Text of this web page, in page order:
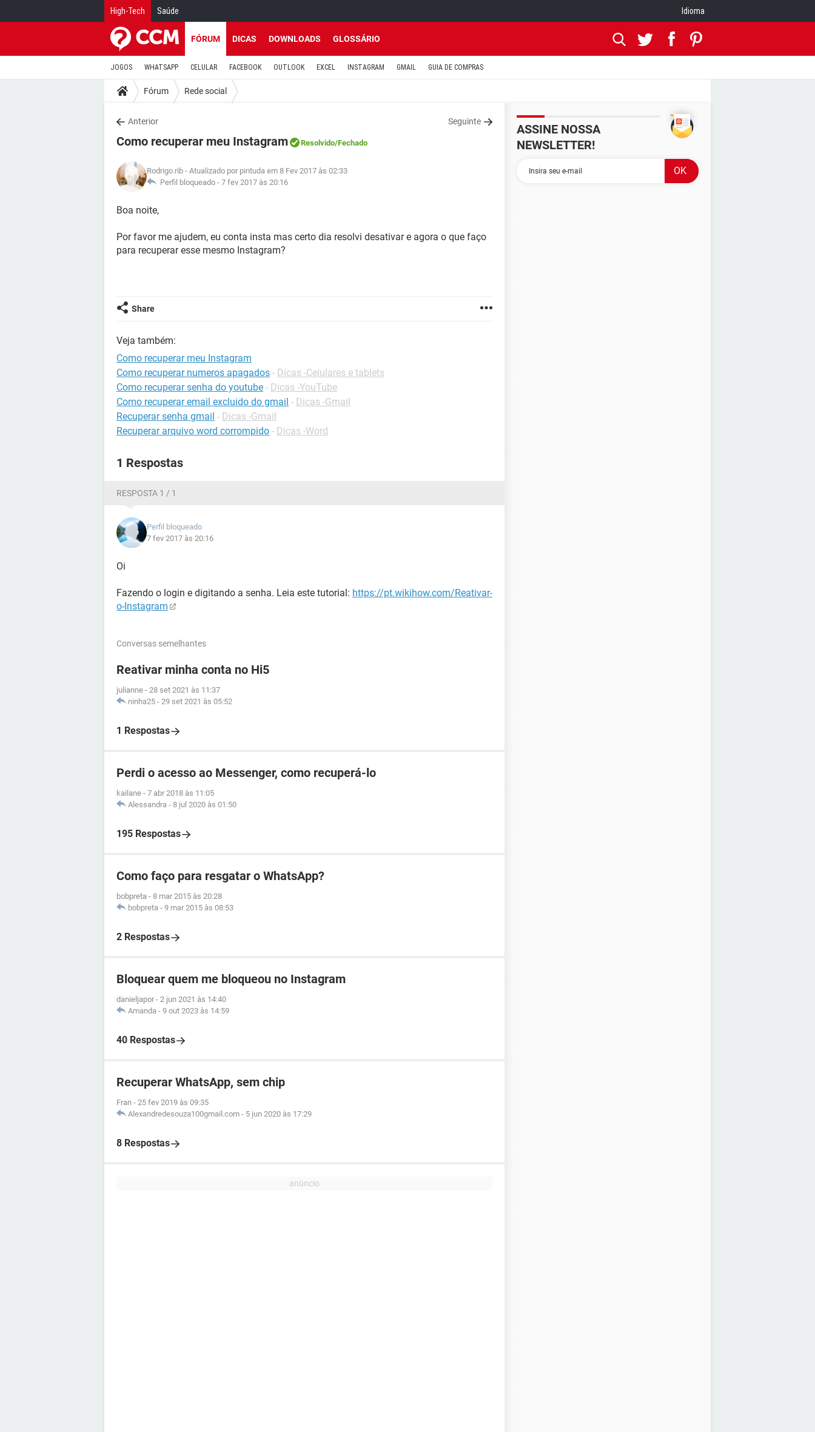
High-Tech Saúde Idioma
FÓRUM DICAS DOWNLOADS GLOSSÁRIO
JOGOS WHATSAPP CELULAR FACEBOOK OUTLOOK EXCEL INSTAGRAM GMAIL GUIA DE COMPRAS
Fórum Rede social
Anterior Seguinte
Como recuperar meu Instagram Resolvido/Fechado
Rodrigo.rib - Atualizado por pintuda em 8 Fev 2017 às 02:33
Perfil bloqueado - 7 fev 2017 às 20:16
Boa noite,
Por favor me ajudem, eu conta insta mas certo dia resolvi desativar e agora o que faço
para recuperar esse mesmo Instagram?
Share
Veja também:
Como recuperar meu Instagram
Como recuperar numeros apagados - Dicas -Celulares e tablets
Como recuperar senha do youtube - Dicas -YouTube
Como recuperar email excluido do gmail - Dicas -Gmail
Recuperar senha gmail - Dicas -Gmail
Recuperar arquivo word corrompido - Dicas -Word
1 Respostas
RESPOSTA 1 / 1
Perfil bloqueado
7 fev 2017 às 20:16
Oi
Fazendo o login e digitando a senha. Leia este tutorial: https://pt.wikihow.com/Reativar-
o-Instagram
Conversas semelhantes
Reativar minha conta no Hi5
julianne - 28 set 2021 às 11:37
ninha25 - 29 set 2021 às 05:52
1 Respostas
Perdi o acesso ao Messenger, como recuperá-lo
kailane - 7 abr 2018 às 11:05
Alessandra - 8 jul 2020 às 01:50
195 Respostas
Como faço para resgatar o WhatsApp?
bobpreta - 8 mar 2015 às 20:28
bobpreta - 9 mar 2015 às 08:53
2 Respostas
Bloquear quem me bloqueou no Instagram
danieljapor - 2 jun 2021 às 14:40
Amanda - 9 out 2023 às 14:59
40 Respostas
Recuperar WhatsApp, sem chip
Fran - 25 fev 2019 às 09:35
Alexandredesouza100gmail.com - 5 jun 2020 às 17:29
8 Respostas
ASSINE NOSSA
NEWSLETTER!